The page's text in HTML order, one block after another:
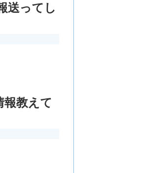
送ってし
報教えて